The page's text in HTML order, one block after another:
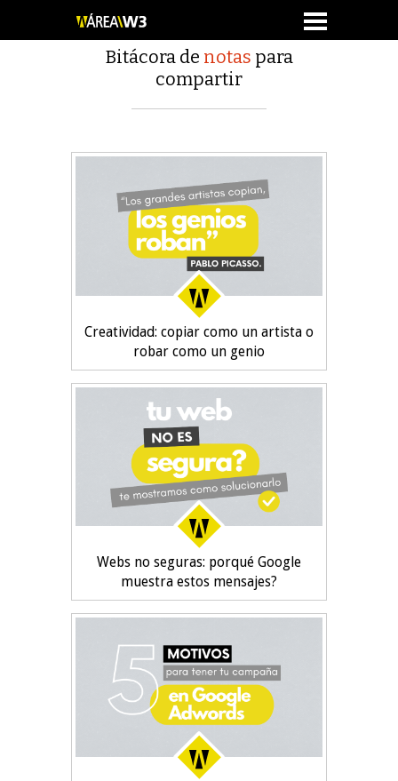
Bitácora de notas para
compartir
Creatividad: copiar como un artista o
robar como un genio
Webs no seguras: porqué Google
muestra estos mensajes?